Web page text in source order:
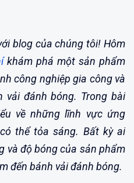
blog của chúng tôi! Hôm
khám phá một sản phẩm
công nghiệp gia công và
vải đánh bóng. Trong bài
về những lĩnh vực ứng
thể tỏa sáng. Bất kỳ ai
và độ bóng của sản phẩm
đến bánh vải đánh bóng.